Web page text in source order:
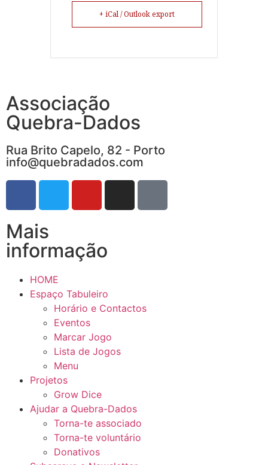
+ iCal / Outlook export
Associação
Quebra-Dados
Rua Brito Capelo, 82 - Porto
info@quebradados.com
Mais
informação
HOME
Espaço Tabuleiro
Horário e Contactos
Eventos
Marcar Jogo
Lista de Jogos
Menu
Projetos
Grow Dice
Ajudar a Quebra-Dados
Torna-te associado
Torna-te voluntário
Donativos